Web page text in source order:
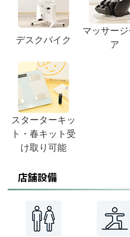
デスクバイク
マッサージ
ア
スターターキッ
ト・春キット受
け取り可能
店舗設備